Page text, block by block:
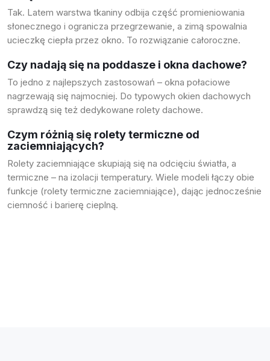
Tak. Latem warstwa tkaniny odbija część promieniowania
słonecznego i ogranicza przegrzewanie, a zimą spowalnia
ucieczkę ciepła przez okno. To rozwiązanie całoroczne.
Czy nadają się na poddasze i okna dachowe?
To jedno z najlepszych zastosowań – okna połaciowe
nagrzewają się najmocniej. Do typowych okien dachowych
sprawdzą się też dedykowane rolety dachowe.
Czym różnią się rolety termiczne od
zaciemniających?
Rolety zaciemniające skupiają się na odcięciu światła, a
termiczne – na izolacji temperatury. Wiele modeli łączy obie
funkcje (rolety termiczne zaciemniające), dając jednocześnie
ciemność i barierę cieplną.